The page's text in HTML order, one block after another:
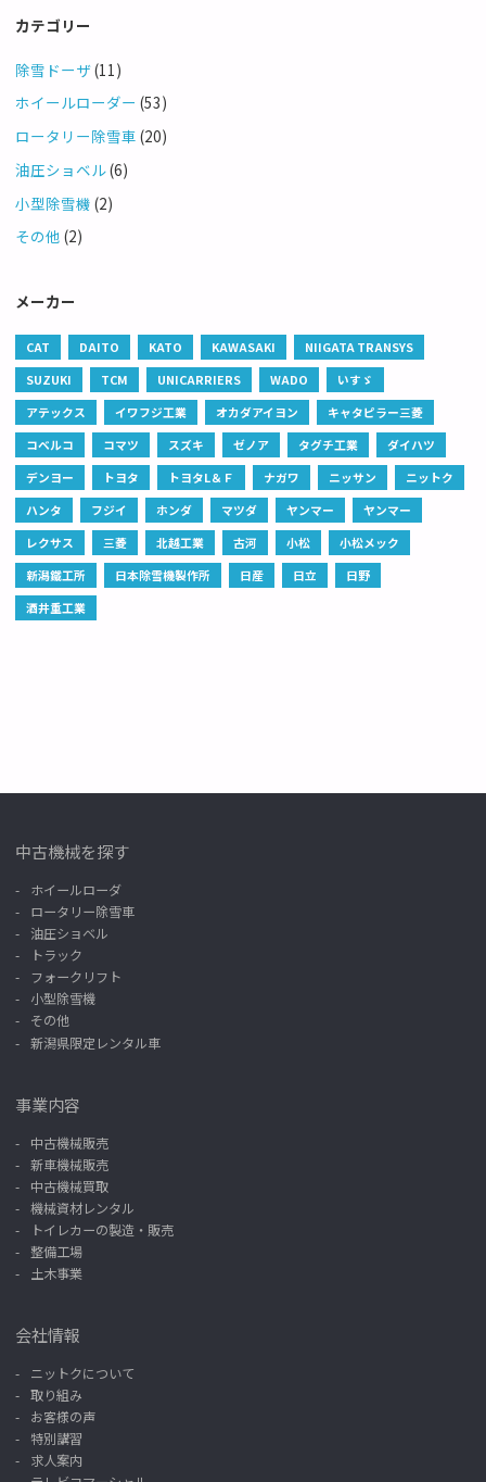
カテゴリー
除雪ドーザ(11)
ホイールローダー (53)
ロータリー除雪車 (20)
油圧ショベル(6)
小型除雪機 (2)
その他 (2)
メーカー
CAT DAITO KATO KAWASAKI
NIIGATA TRANSYS
SUZUKI
TCM UNICARRIERS WADO
いすゞ
アテックス
イワフジ工業 オカダアイヨン
キャタピラー三菱
コベルコ
コマツ スズキ ゼノア タグチ工業
ダイハツ
デンヨー
トヨタ トヨタL＆Ｆ ナガワ ニッサン
ニットク
ハンタ
フジイ ホンダ マツダ ヤンマー
ヤンマー
レクサス
三菱 北越工業 古河 小松
小松メック
新潟鐵工所
日本除雪機製作所 日産 日立
日野
酒井重工業
中古機械を探す
ホイールローダ
ロータリー除雪車
油圧ショベル
トラック
フォークリフト
小型除雪機
その他
新潟県限定レンタル車
事業内容
中古機械販売
新車機械販売
中古機械買取
機械資材レンタル
トイレカーの製造・販売
整備工場
土木事業
会社情報
ニットクについて
取り組み
お客様の声
特別講習
求人案内